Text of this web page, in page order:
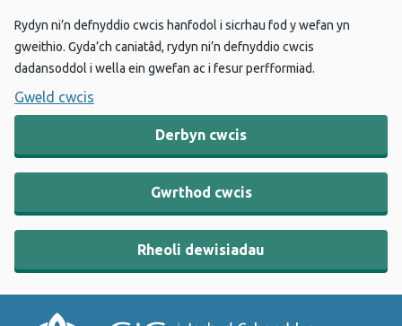
Rydyn ni’n defnyddio cwcis hanfodol i sicrhau fod y wefan yn
gweithio. Gyda’ch caniatâd, rydyn ni’n defnyddio cwcis
dadansoddol i wella ein gwefan ac i fesur perfformiad.
Gweld cwcis
Derbyn cwcis
Gwrthod cwcis
Rheoli dewisiadau